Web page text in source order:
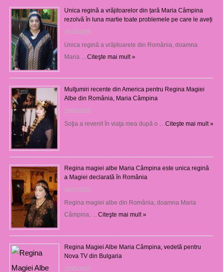
Unica regină a vrăjitoarelor din țară Maria Câmpina
rezolvă în luna martie toate problemele pe care le aveți
25/09/2025
Unica regină a vrăjitoarele din România, doamna
Maria … Citeşte mai mult »
Mulţumiri recente din America pentru Regina Magiei
Albe din România, Maria Câmpina
23/08/2025
Soţia a revenit în viaţa mea după o … Citeşte mai mult »
Regina magiei albe Maria Câmpina este unica regină
a Magiei declarată în România
16/07/2025
Regina magiei albe din România, doamna Maria
Câmpina, … Citeşte mai mult »
Regina Magiei Albe Maria Câmpina, vedetă pentru
Nova TV din Bulgaria
23/05/2025